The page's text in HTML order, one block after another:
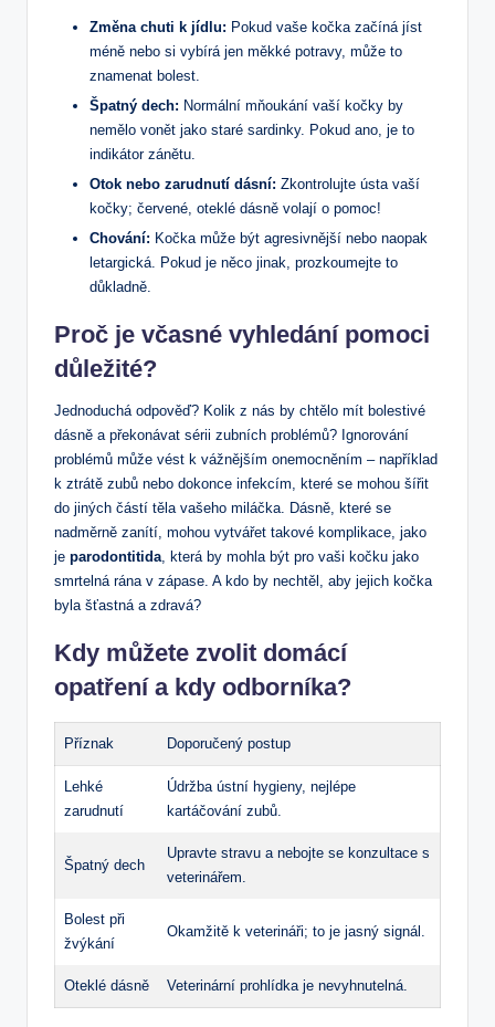
Změna chuti k jídlu: Pokud vaše kočka začíná jíst
méně nebo si vybírá jen měkké potravy, může to
znamenat bolest.
Špatný dech: Normální mňoukání vaší kočky by
nemělo vonět jako staré sardinky. Pokud ano, je to
indikátor zánětu.
Otok nebo zarudnutí dásní: Zkontrolujte ústa vaší
kočky; červené, oteklé dásně volají o pomoc!
Chování: Kočka může být agresivnější nebo naopak
letargická. Pokud je něco jinak, prozkoumejte to
důkladně.
Proč je včasné vyhledání pomoci
důležité?
Jednoduchá odpověď? Kolik z nás by chtělo mít bolestivé
dásně a překonávat sérii zubních problémů? Ignorování
problémů může vést k vážnějším onemocněním – například
k ztrátě zubů nebo dokonce infekcím, které se mohou šířit
do jiných částí těla vašeho miláčka. Dásně, které se
nadměrně zanítí, mohou vytvářet takové komplikace, jako
je parodontitida , která by mohla být pro vaši kočku jako
smrtelná rána v zápase. A kdo by nechtěl, aby jejich kočka
byla šťastná a zdravá?
Kdy můžete zvolit domácí
opatření a kdy odborníka?
Příznak Doporučený postup
Lehké
zarudnutí
Údržba ústní hygieny, nejlépe
kartáčování zubů.
Špatný dech
Upravte stravu a nebojte se konzultace s
veterinářem.
Bolest při
žvýkání
Okamžitě k veterináři; to je jasný signál.
Oteklé dásně Veterinární prohlídka je nevyhnutelná.